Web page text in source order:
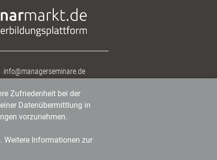
info@managerseminare.de
Zufriedenheit bei der
Datenübermittlung in
vorzunehmen.
Weitere Informationen zur